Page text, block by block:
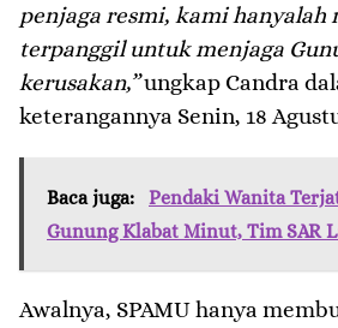
penjaga resmi, kami hanyalah
terpanggil untuk menjaga
kerusakan,”ungkap Candra
keterangannya Senin, 18
Baca juga:
Pendaki Wanita
Gunung Klabat Minut, Tim SAR
Awalnya, SPAMU hanya